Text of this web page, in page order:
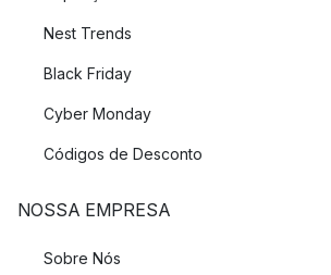
Nest Trends
Black Friday
Cyber Monday
Códigos de Desconto
NOSSA EMPRESA
Sobre Nós